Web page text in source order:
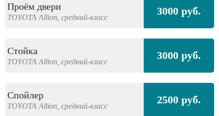
Проём двери
TOYOTA Allion, средний-класс 3000 руб.
Стойка
TOYOTA Allion, средний-класс 3000 руб.
Спойлер
TOYOTA Allion, средний-класс 2500 руб.